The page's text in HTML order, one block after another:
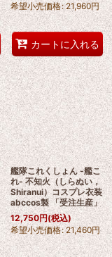
希望小売価格: 21,960円
カートに入れる
艦隊これくしょん -艦こ
れ- 不知火（しらぬい，
Shiranui）コスプレ衣装
abccos製 「受注生産」
12,750円(税込)
希望小売価格: 21,460円